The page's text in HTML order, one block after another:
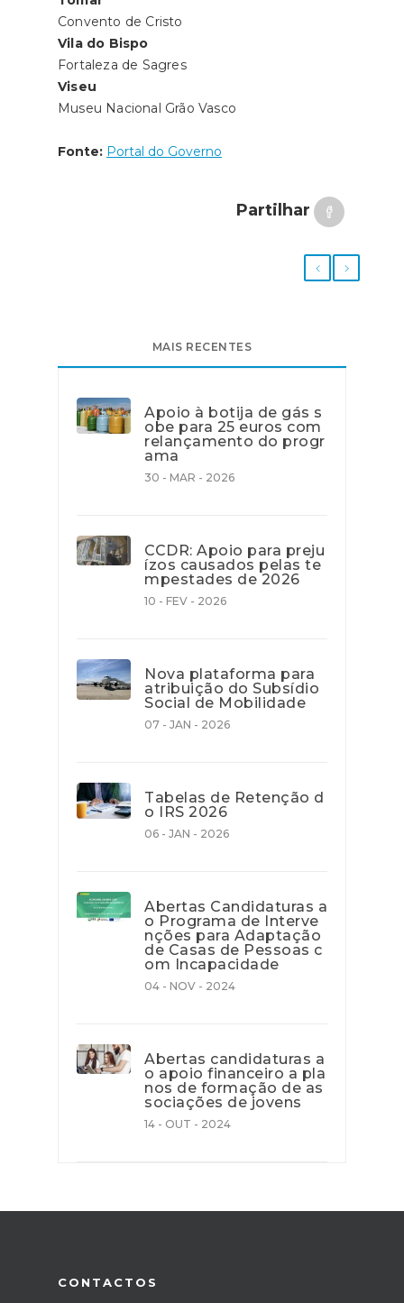
Convento de Cristo
Vila do Bispo
Fortaleza de Sagres
Viseu
Museu Nacional Grão Vasco
Fonte: Portal do Governo
Partilhar
MAIS RECENTES
Apoio à botija de gás s
obe para 25 euros com
relançamento do progr
ama
30 - MAR - 2026
CCDR: Apoio para preju
ízos causados pelas te
mpestades de 2026
10 - FEV - 2026
Nova plataforma para
atribuição do Subsídio
Social de Mobilidade
07 - JAN - 2026
Tabelas de Retenção d
o IRS 2026
06 - JAN - 2026
Abertas Candidaturas a
o Programa de Interve
nções para Adaptação
de Casas de Pessoas c
om Incapacidade
04 - NOV - 2024
Abertas candidaturas a
o apoio financeiro a pla
nos de formação de as
sociações de jovens
14 - OUT - 2024
CONTACTOS